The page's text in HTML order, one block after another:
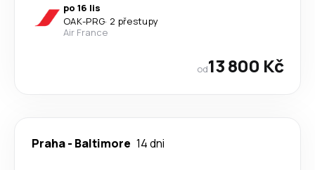
po 16 lis
OAK-PRG· 2 přestupy
Air France
od13 800 Kč
Praha- Baltimore 14 dni